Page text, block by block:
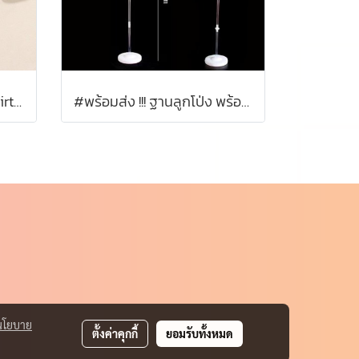
ธงราวตกแต่ง ธง Happy Birthday สุดน่ารัก #พร้อมส่ง !!! ฐานลูกโป่ง พร้อมก้าน
ยบาย
ตั้งค่าคุกกี้ ยอมรับทั้งหมด